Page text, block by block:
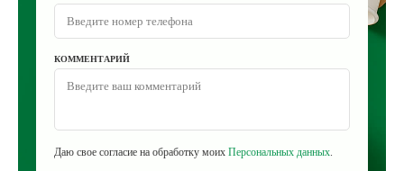
КОММЕНТАРИЙ
Даю свое согласие на обработку моих Персональных данных.